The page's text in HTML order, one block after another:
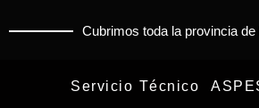
Cubrimos toda la provincia
Servicio Técnico